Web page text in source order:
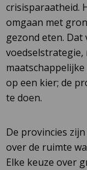
crisisparaatheid.
omgaan met
gezond eten.
op een kier; de
te doen.
De provincies
over de ruimte
Elke keuze over